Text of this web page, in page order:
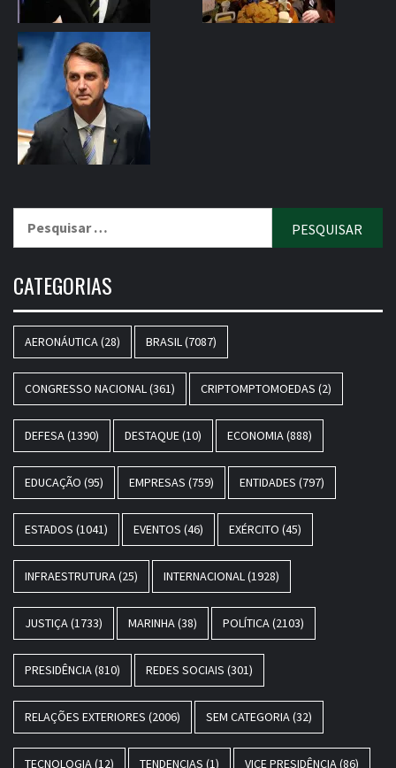
CATEGORIAS
AERONÁUTICA(28) BRASIL(7087)
CONGRESSO NACIONAL(361) CRIPTOMPTOMOEDAS (2)
DEFESA(1390) DESTAQUE(10) ECONOMIA(888)
EDUCAÇÃO (95) EMPRESAS (759) ENTIDADES (797)
ESTADOS (1041) EVENTOS (46) EXÉRCITO (45)
INFRAESTRUTURA(25) INTERNACIONAL(1928)
JUSTIÇA(1733) MARINHA(38) POLÍTICA(2103)
PRESIDÊNCIA(810) REDES SOCIAIS (301)
RELAÇÕES EXTERIORES (2006) SEM CATEGORIA(32)
TECNOLOGIA(12) TENDENCIAS (1) VICE PRESIDÊNCIA(86)